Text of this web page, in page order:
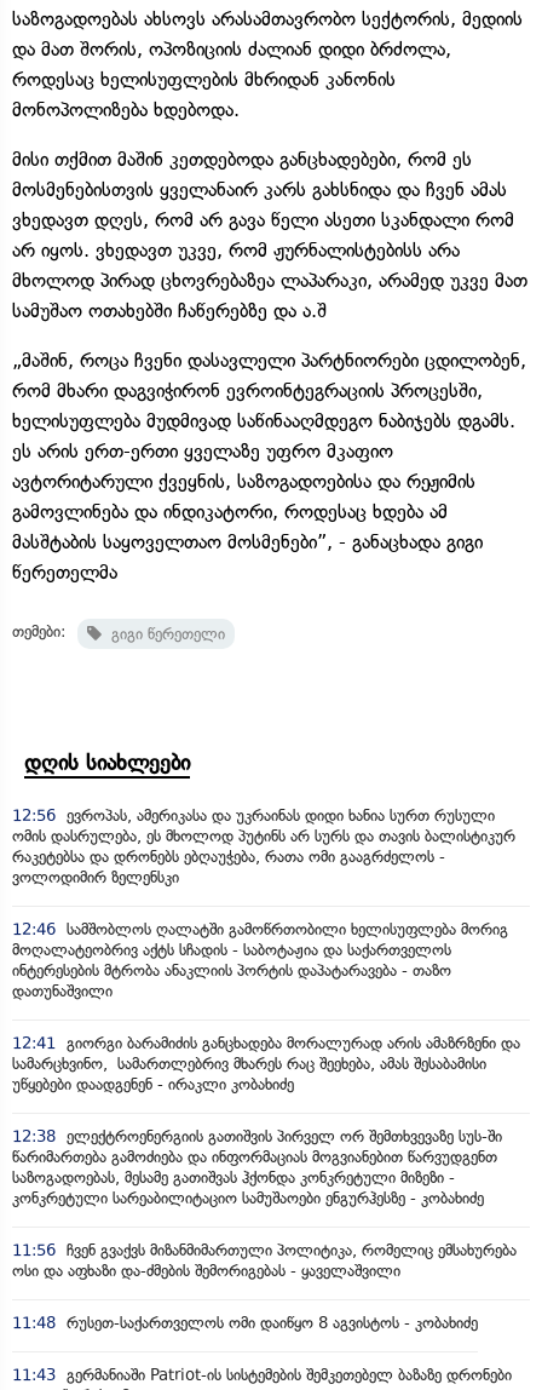
საზოგადოებას ახსოვს არასამთავრობო სექტორის, მედიის
და მათ შორის, ოპოზიციის ძალიან დიდი ბრძოლა,
როდესაც ხელისუფლების მხრიდან კანონის
მონოპოლიზება ხდებოდა.
მისი თქმით მაშინ კეთდებოდა განცხადებები, რომ ეს
მოსმენებისთვის ყველანაირ კარს გახსნიდა და ჩვენ ამას
ვხედავთ დღეს, რომ არ გავა წელი ასეთი სკანდალი რომ
არ იყოს. ვხედავთ უკვე, რომ ჟურნალისტებისს არა
მხოლოდ პირად ცხოვრებაზეა ლაპარაკი, არამედ უკვე მათ
სამუშაო ოთახებში ჩაწერებზე და ა.შ
„მაშინ, როცა ჩვენი დასავლელი პარტნიორები ცდილობენ,
რომ მხარი დაგვიჭირონ ევროინტეგრაციის პროცესში,
ხელისუფლება მუდმივად საწინააღმდეგო ნაბიჯებს დგამს.
ეს არის ერთ-ერთი ყველაზე უფრო მკაფიო
ავტორიტარული ქვეყნის, საზოგადოებისა და რეჟიმის
გამოვლინება და ინდიკატორი, როდესაც ხდება ამ
მასშტაბის საყოველთაო მოსმენები”, - განაცხადა გიგი
წერეთელმა
თემები: გიგი წერეთელი
დღის სიახლეები
12:56 ევროპას, ამერიკასა და უკრაინას დიდი ხანია სურთ რუსული
ომის დასრულება, ეს მხოლოდ პუტინს არ სურს და თავის ბალისტიკურ
რაკეტებსა და დრონებს ებღაუჭება, რათა ომი გააგრძელოს -
ვოლოდიმირ ზელენსკი
12:46 სამშობლოს ღალატში გამოწრთობილი ხელისუფლება მორიგ
მოღალატეობრივ აქტს სჩადის - საბოტაჟია და საქართველოს
ინტერესების მტრობა ანაკლიის პორტის დაპატარავება - თაზო
დათუნაშვილი
12:41 გიორგი ბარამიძის განცხადება მორალურად არის ამაზრზენი და
სამარცხვინო, სამართლებრივ მხარეს რაც შეეხება, ამას შესაბამისი
უწყებები დაადგენენ - ირაკლი კობახიძე
12:38 ელექტროენერგიის გათიშვის პირველ ორ შემთხვევაზე სუს-ში
წარიმართება გამოძიება და ინფორმაციას მოგვიანებით წარვუდგენთ
საზოგადოებას, მესამე გათიშვას ჰქონდა კონკრეტული მიზეზი -
კონკრეტული სარეაბილიტაციო სამუშაოები ენგურჰესზე - კობახიძე
11:56 ჩვენ გვაქვს მიზანმიმართული პოლიტიკა, რომელიც ემსახურება
ოსი და აფხაზი და-ძმების შემორიგებას - ყაველაშვილი
11:48 რუსეთ-საქართველოს ომი დაიწყო 8 აგვისტოს - კობახიძე
11:43 გერმანიაში Patriot-ის სისტემების შემკეთებელ ბაზაზე დრონები